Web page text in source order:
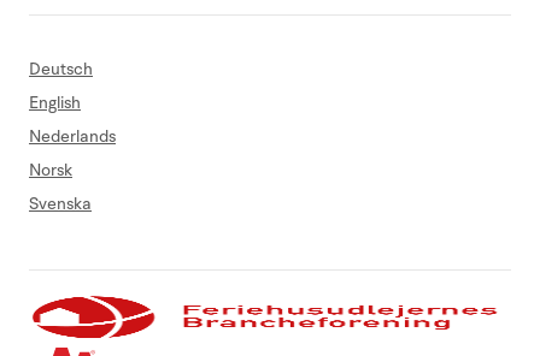
Deutsch
English
Nederlands
Norsk
Svenska